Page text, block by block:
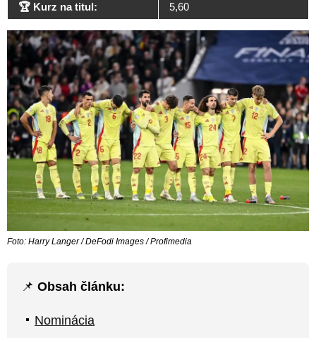
🏆 Kurz na titul: 5,60
Foto: Harry Langer / DeFodi Images / Profimedia
📌 Obsah článku:
Nominácia